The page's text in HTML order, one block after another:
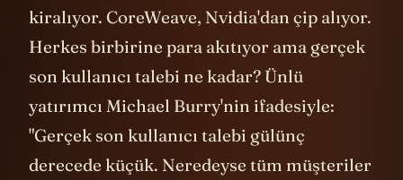
kiralıyor. CoreWeave, Nvidia'dan çip alıyor.
Herkes birbirine para akıtıyor ama gerçek
son kullanıcı talebi ne kadar? Ünlü
yatırımcı Michael Burry'nin ifadesiyle:
"Gerçek son kullanıcı talebi gülünç
derecede küçük. Neredeyse tüm müşteriler